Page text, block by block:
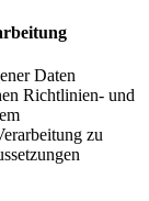
Daten
Richtlinien- und
zu